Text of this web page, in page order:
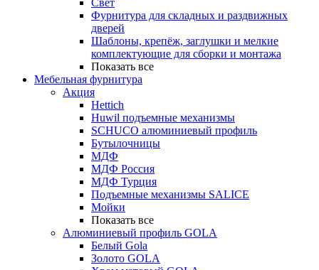
Свет
Фурнитура для складных и раздвижных
дверей
Шаблоны, крепёж, заглушки и мелкие
комплектующие для сборки и монтажа
Показать все
Мебельная фурнитура
Акция
Hettich
Huwil подъемные механизмы
SCHUCO алюминиевый профиль
Бутылочницы
МДФ
МДФ Россия
МДФ Турция
Подъемные механизмы SALICE
Мойки
Показать все
Алюминиевый профиль GOLA
Белый Gola
Золото GOLA